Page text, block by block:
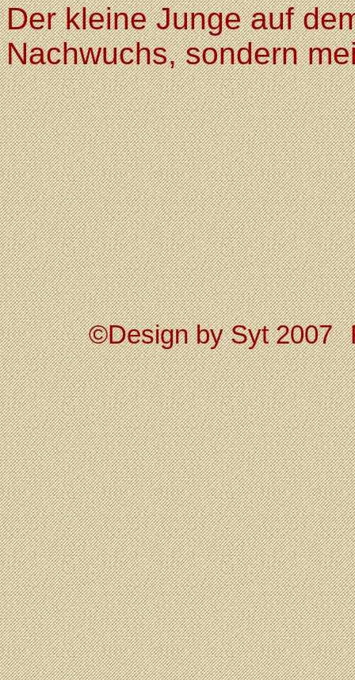
Der kleine Junge auf
Nachwuchs, sondern
©Design by Syt 2007